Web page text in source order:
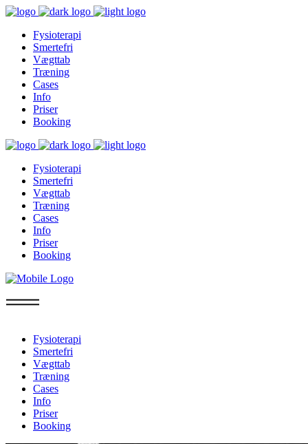
Fysioterapi
Smertefri
Vægttab
Træning
Cases
Info
Priser
Booking
Fysioterapi
Smertefri
Vægttab
Træning
Cases
Info
Priser
Booking
Fysioterapi
Smertefri
Vægttab
Træning
Cases
Info
Priser
Booking